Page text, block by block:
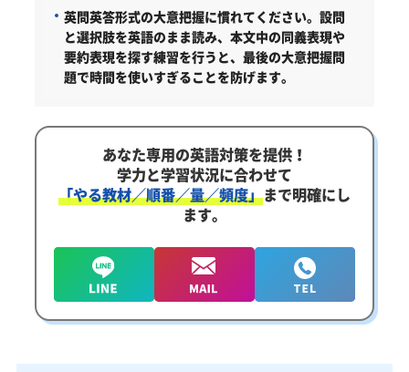
英問英答形式の大意把握に慣れてください。 設問
と選択肢を英語のまま読み、本文中の同義表現や
要約表現を探す練習を行うと、最後の大意把握問
題で時間を使いすぎることを防げます。
あなた専用の英語対策を提供！
学力と学習状況に合わせて
「やる教材／順番／量／頻度」まで明確にし
ます。